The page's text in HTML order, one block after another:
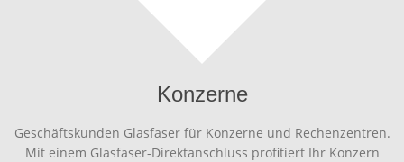
Konzerne
Geschäftskunden Glasfaser für Konzerne und Rechenzentren.
Mit einem Glasfaser-Direktanschluss profitiert Ihr Konzern